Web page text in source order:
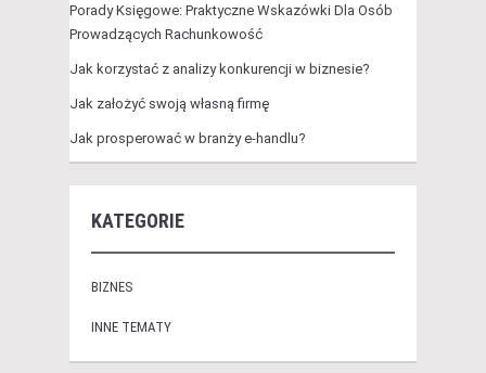
Porady Księgowe: Praktyczne Wskazówki Dla Osób
Prowadzących Rachunkowość
Jak korzystać z analizy konkurencji w biznesie?
Jak założyć swoją własną firmę
Jak prosperować w branży e-handlu?
KATEGORIE
BIZNES
INNE TEMATY